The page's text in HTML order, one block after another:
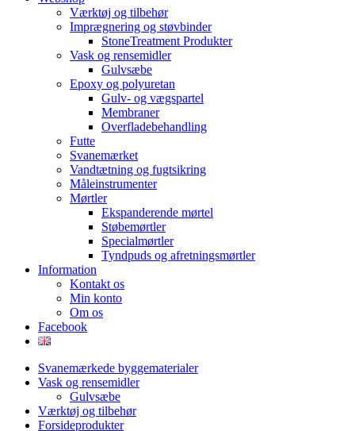
Værktøj og tilbehør
Imprægnering og støvbinder
StoneTreatment Produkter
Vask og rensemidler
Gulvsæbe
Epoxy og polyuretan
Gulv- og vægspartel
Membraner
Overfladebehandling
Futte
Svanemærket
Vandtætning og fugtsikring
Måleinstrumenter
Mørtler
Ekspanderende mørtel
Støbemørtler
Specialmørtler
Tyndpuds og afretningsmørtler
Information
Kontakt os
Min konto
Om os
Facebook
Svanemærkede byggematerialer
Vask og rensemidler
Gulvsæbe
Værktøj og tilbehør
Forsideprodukter